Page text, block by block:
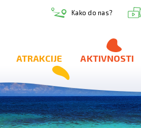
Kako do nas?
ATRAKCIJE AKTIVNOSTI